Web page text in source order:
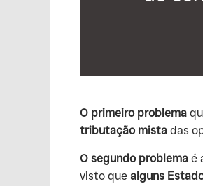
O primeiro problema
tributação mista das
O segundo problema é
visto que alguns